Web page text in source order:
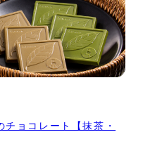
ョコレート【抹茶・